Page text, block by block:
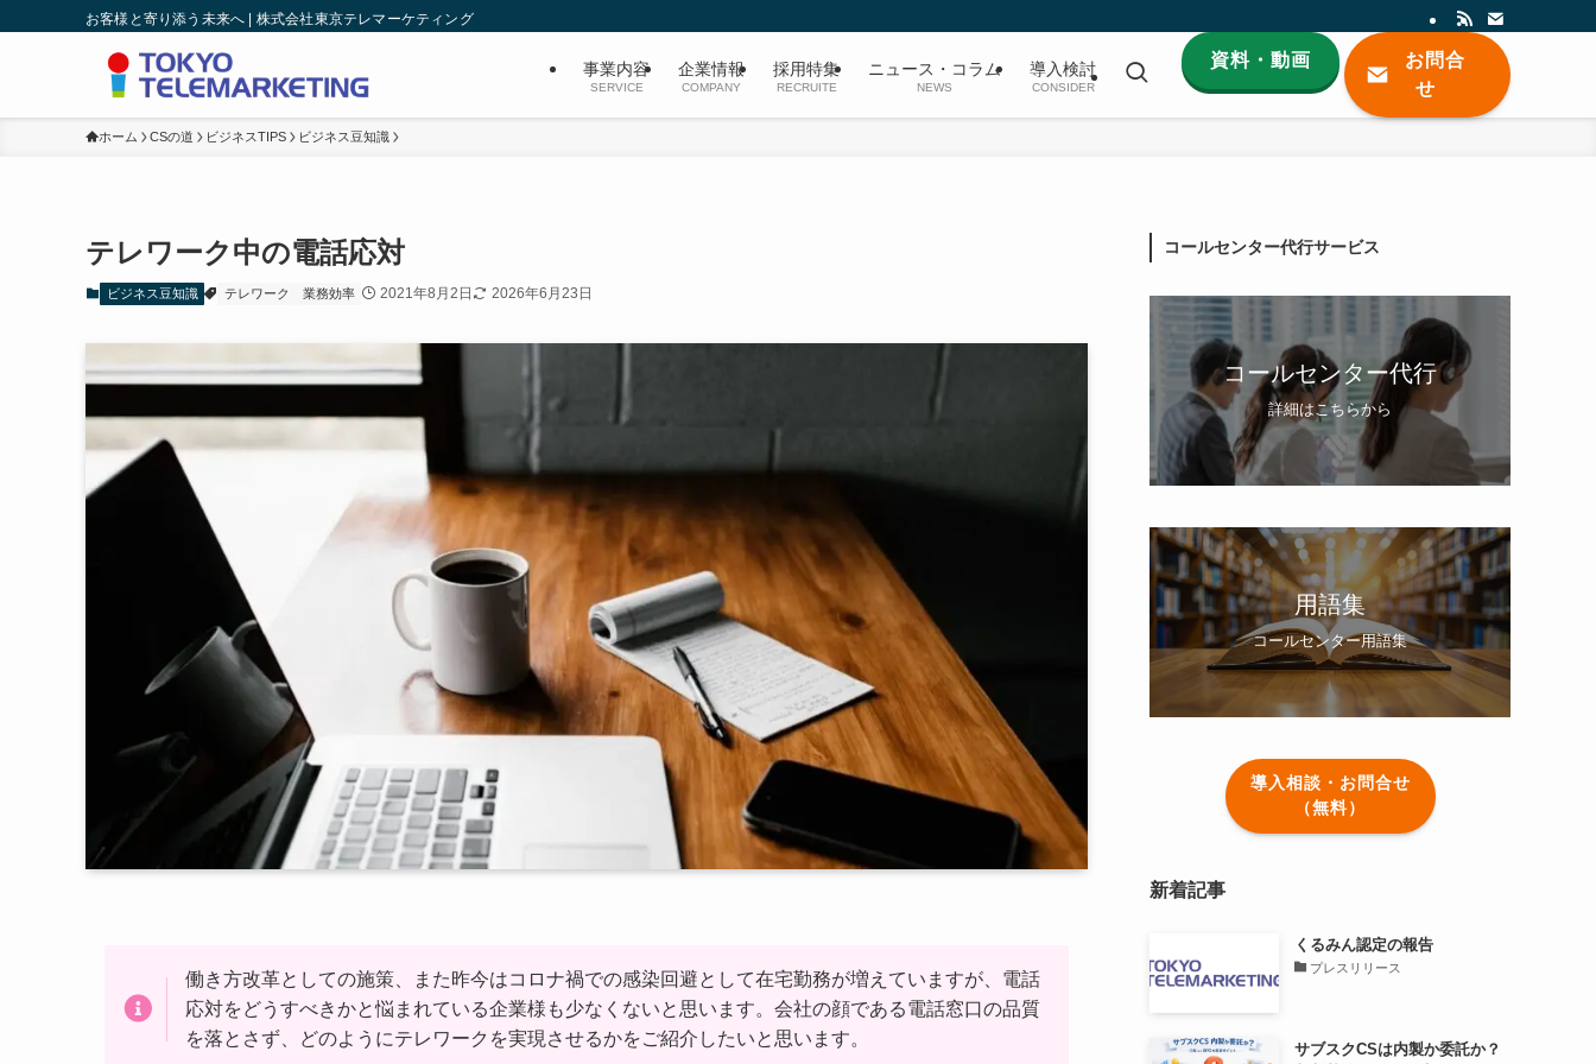
お客様と寄り添う未来へ | 株式会社東京テレマーケティング
事業内容
SERVICE
企業情報
COMPANY
採用特集
RECRUITE
ニュース・コラム
NEWS
導入検討
CONSIDER
資料・動画
お問合
せ
ホーム CSの道 ビジネスTIPS ビジネス豆知識
テレワーク中の電話応対
ビジネス豆知識 テレワーク 業務効率 2021年8月2日 2026年6月23日
働き方改革としての施策、また昨今はコロナ禍での感染回避として在宅勤務が増えていますが、電話
応対をどうすべきかと悩まれている企業様も少なくないと思います。会社の顔である電話窓口の品質
を落とさず、どのようにテレワークを実現させるかをご紹介したいと思います。
コールセンター代行サービス
コールセンター代行
詳細はこちらから
用語集
コールセンター用語集
導入相談・お問合せ
（無料）
新着記事
くるみん認定の報告
プレスリリース
サブスクCSは内製か委託か？